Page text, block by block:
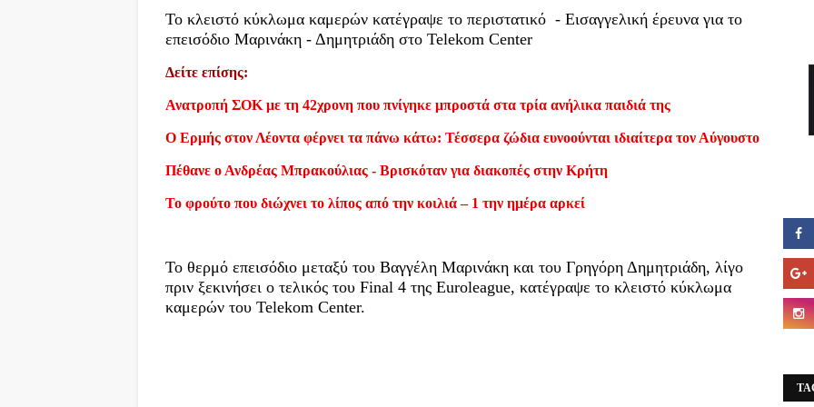
Το κλειστό κύκλωμα καμερών κατέγραψε το περιστατικό - Εισαγγελική έρευνα για το
επεισόδιο Μαρινάκη - Δημητριάδη στο Telekom Center
Δείτε επίσης:
Ανατροπή ΣΟΚ με τη 42χρονη που πνίγηκε μπροστά στα τρία ανήλικα παιδιά της
Ο Ερμής στον Λέοντα φέρνει τα πάνω κάτω: Τέσσερα ζώδια ευνοούνται ιδιαίτερα τον Αύγουστο
Πέθανε ο Ανδρέας Μπρακούλιας - Βρισκόταν για διακοπές στην Κρήτη
Το φρούτο που διώχνει το λίπος από την κοιλιά – 1 την ημέρα αρκεί
Το θερμό επεισόδιο μεταξύ του Βαγγέλη Μαρινάκη και του Γρηγόρη Δημητριάδη, λίγo
πριν ξεκινήσει ο τελικός του Final 4 της Euroleague, κατέγραψε το κλειστό κύκλωμα
καμερών του Telekom Center.